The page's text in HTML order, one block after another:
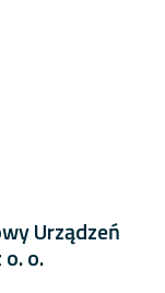
Urządzeń
o.